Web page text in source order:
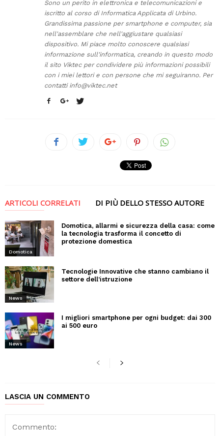
Sono un perito in elettronica e telecomunicazioni e
iscritto al corso di Informatica Applicata di Urbino.
Grandissima passione per smartphone e computer, sia
nell'assemblare che nell'aggiustare qualsiasi
dispositivo. Mi piace molto conoscere qualsiasi
informazione sull'informatica, creando in questo modo
il sito Viktec per condividere più informazioni possibili
con i miei lettori e con persone che mi seguiranno. Per
contatti info@viktec.net
ARTICOLI CORRELATI DI PIÙ DELLO STESSO AUTORE
Domotica
Domotica, allarmi e sicurezza della casa: come
la tecnologia trasforma il concetto di
protezione domestica
News
Tecnologie Innovative che stanno cambiano il
settore dell’istruzione
News
I migliori smartphone per ogni budget: dai 300
ai 500 euro
LASCIA UN COMMENTO